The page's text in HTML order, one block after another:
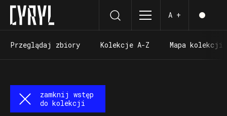
A +
Przeglądaj zbiory
Kolekcje A-Z
Mapa kolekcji
Mapa kolekcji
zamknij wstęp
do kolekcji